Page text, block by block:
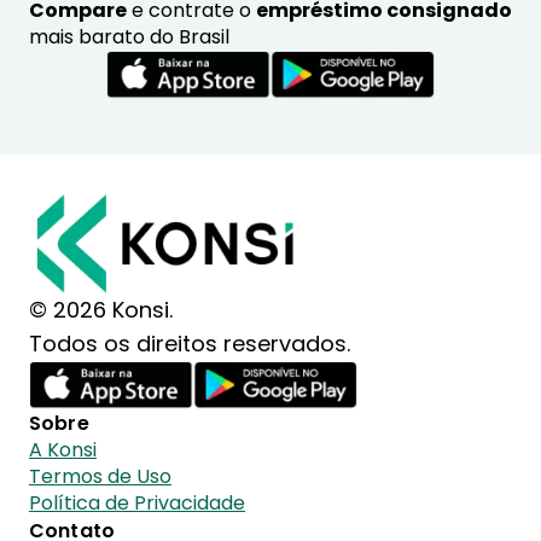
Comparee contrate o empréstimo consignado
mais barato do Brasil
© 2026 Konsi.
Todos os direitos reservados.
Sobre
A Konsi
Termos de Uso
Política de Privacidade
Contato